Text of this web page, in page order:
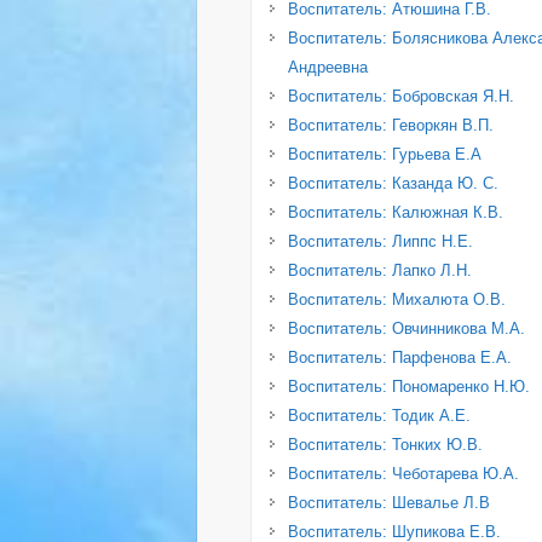
Воспитатель: Атюшина Г.В.
Воспитатель: Болясникова
Андреевна
Воспитатель: Бобровская Я.Н.
Воспитатель: Геворкян В.П.
Воспитатель: Гурьева Е.А
Воспитатель: Казанда Ю. С.
Воспитатель: Калюжная К.В.
Воспитатель: Липпс Н.Е.
Воспитатель: Лапко Л.Н.
Воспитатель: Михалюта О.В.
Воспитатель: Овчинникова М.А.
Воспитатель: Парфенова Е.А.
Воспитатель: Пономаренко Н.Ю.
Воспитатель: Тодик А.Е.
Воспитатель: Тонких Ю.В.
Воспитатель: Чеботарева Ю.А.
Воспитатель: Шевалье Л.В
Воспитатель: Шупикова Е.В.